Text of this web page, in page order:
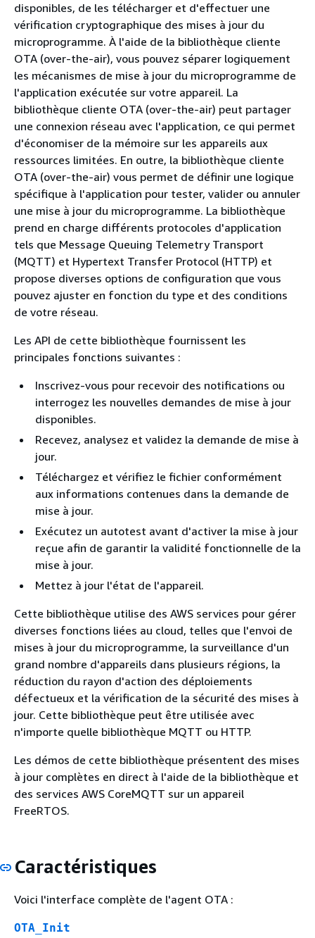
disponibles, de les télécharger et d'effectuer une
vérification cryptographique des mises à jour du
microprogramme. À l'aide de la bibliothèque cliente
OTA (over-the-air), vous pouvez séparer logiquement
les mécanismes de mise à jour du microprogramme de
l'application exécutée sur votre appareil. La
bibliothèque cliente OTA (over-the-air) peut partager
une connexion réseau avec l'application, ce qui permet
d'économiser de la mémoire sur les appareils aux
ressources limitées. En outre, la bibliothèque cliente
OTA (over-the-air) vous permet de définir une logique
spécifique à l'application pour tester, valider ou annuler
une mise à jour du microprogramme. La bibliothèque
prend en charge différents protocoles d'application
tels que Message Queuing Telemetry Transport
(MQTT) et Hypertext Transfer Protocol (HTTP) et
propose diverses options de configuration que vous
pouvez ajuster en fonction du type et des conditions
de votre réseau.
Les API de cette bibliothèque fournissent les
principales fonctions suivantes :
Inscrivez-vous pour recevoir des notifications ou
interrogez les nouvelles demandes de mise à jour
disponibles.
Recevez, analysez et validez la demande de mise à
jour.
Téléchargez et vérifiez le fichier conformément
aux informations contenues dans la demande de
mise à jour.
Exécutez un autotest avant d'activer la mise à jour
reçue afin de garantir la validité fonctionnelle de la
mise à jour.
Mettez à jour l'état de l'appareil.
Cette bibliothèque utilise des AWS services pour gérer
diverses fonctions liées au cloud, telles que l'envoi de
mises à jour du microprogramme, la surveillance d'un
grand nombre d'appareils dans plusieurs régions, la
réduction du rayon d'action des déploiements
défectueux et la vérification de la sécurité des mises à
jour. Cette bibliothèque peut être utilisée avec
n'importe quelle bibliothèque MQTT ou HTTP.
Les démos de cette bibliothèque présentent des mises
à jour complètes en direct à l'aide de la bibliothèque et
des services AWS CoreMQTT sur un appareil
FreeRTOS.
Caractéristiques
Voici l'interface complète de l'agent OTA :
OTA_Init